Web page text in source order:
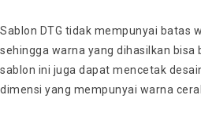
Sablon DTG tidak mempunyai batas
sehingga warna yang dihasilkan bisa
sablon ini juga dapat mencetak
dimensi yang mempunyai warna